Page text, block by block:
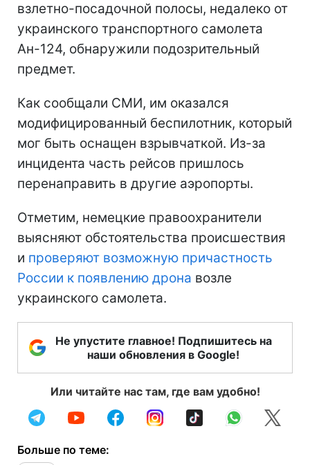
взлетно-посадочной полосы, недалеко от
украинского транспортного самолета
Ан-124, обнаружили подозрительный
предмет.
Как сообщали СМИ, им оказался
модифицированный беспилотник, который
мог быть оснащен взрывчаткой. Из-за
инцидента часть рейсов пришлось
перенаправить в другие аэропорты.
Отметим, немецкие правоохранители
выясняют обстоятельства происшествия
и проверяют возможную причастность
России к появлению дрона возле
украинского самолета.
Не упустите главное! Подпишитесь на
наши обновления в Google!
Или читайте нас там, где вам удобно!
Больше по теме: